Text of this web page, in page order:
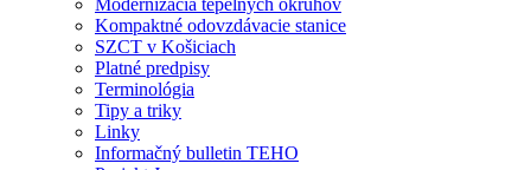
Kompaktné odovzdávacie stanice
SZCT v Košiciach
Platné predpisy
Terminológia
Tipy a triky
Linky
Informačný bulletin TEHO